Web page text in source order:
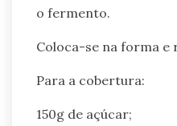
o fermento.
Coloca-se na forma e
Para a cobertura:
150g de açúcar;